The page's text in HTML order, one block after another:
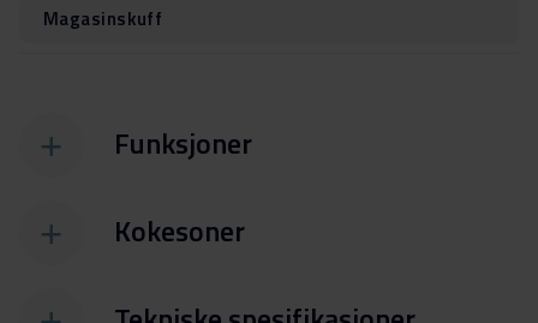
Magasinskuff
Funksjoner
Kokesoner